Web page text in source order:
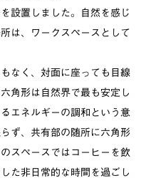
設置しました。自然を感じ
は、ワークスペースとして
なく、対面に座っても目線
角形は自然界で最も安定し
エネルギーの調和という意
ず、共有部の随所に六角形
スペースではコーヒーを飲
た非日常的な時間を過ごし